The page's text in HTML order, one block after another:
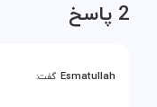
2 پاسخ
Esmatullah گفت: